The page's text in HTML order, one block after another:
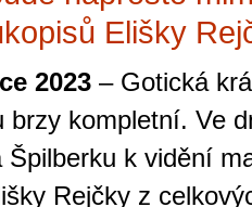
Elišky
2023 – Gotická
brzy kompletní. Ve
Špilberku k vidění
Rejčky z
Brně: Od
Brno je
zajímavé
restaurace,
místem, kde si